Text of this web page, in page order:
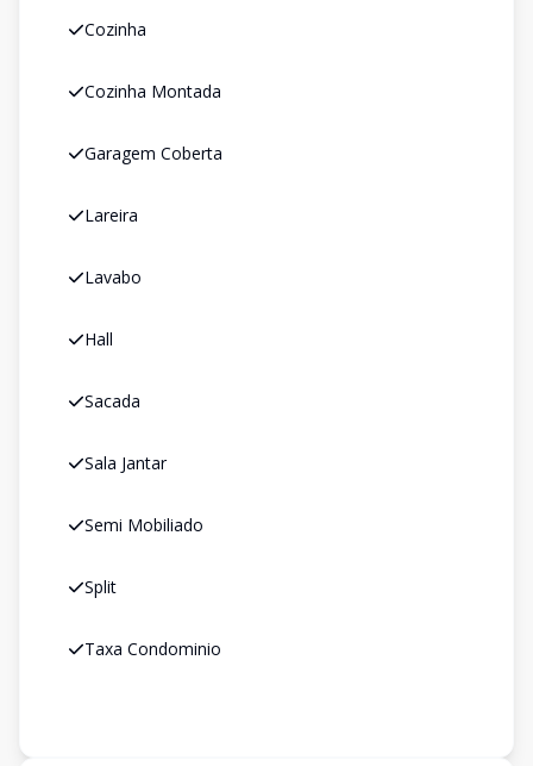
Cozinha
Cozinha Montada
Garagem Coberta
Lareira
Lavabo
Hall
Sacada
Sala Jantar
Semi Mobiliado
Split
Taxa Condominio